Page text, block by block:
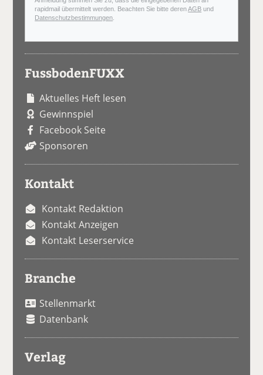
rapidmail übermittelt werden. Beachten Sie bitte derenAGB und
Datenschutzbestimmungen
FussbodenFUXX
Aktuelles Heft lesen
Gewinnspiel
Facebook Seite
Sponsoren
Kontakt
Kontakt Redaktion
Kontakt Anzeigen
Kontakt Leserservice
Branche
Stellenmarkt
Datenbank
Verlag